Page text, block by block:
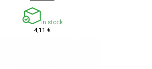
In stock
4,11 €